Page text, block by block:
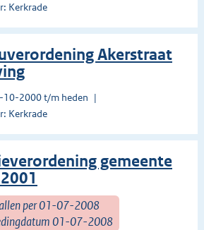
Kerkrade
Akerstraat
10-2000 t/m heden
Kerkrade
gemeente
per 01-07-2008
01-07-2008